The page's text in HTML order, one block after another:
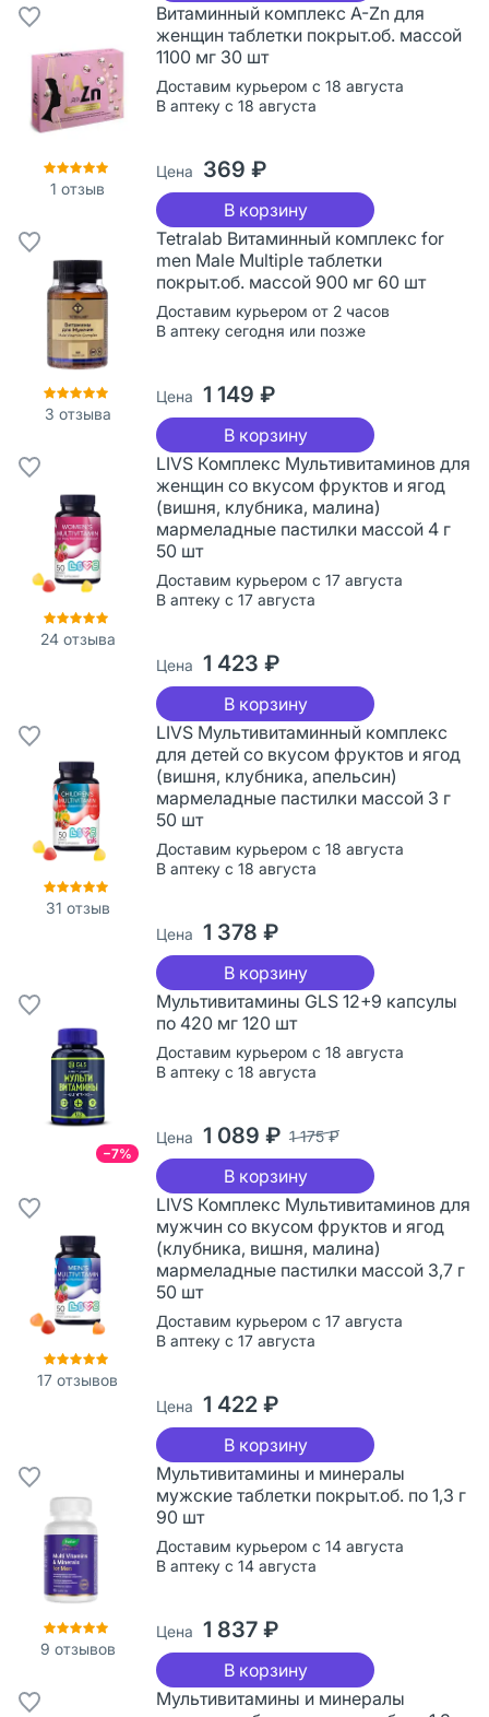
1 отзыв
Витаминный комплекс A-Zn для
женщин таблетки покрыт.об. массой
1100 мг 30 шт
Доставим курьером с 18 августа
В аптеку с 18 августа
Цена 369 ₽
В корзину
3 отзыва
Tetralab Витаминный комплекс for
men Male Multiple таблетки
покрыт.об. массой 900 мг 60 шт
Доставим курьером от 2 часов
В аптеку сегодня или позже
Цена 1 149 ₽
В корзину
24отзыва
LIVS Комплекс Мультивитаминов для
женщин со вкусом фруктов и ягод
(вишня, клубника, малина)
мармеладные пастилки массой 4 г
50 шт
Доставим курьером с 17 августа
В аптеку с 17 августа
Цена 1 423 ₽
В корзину
31 отзыв
LIVS Мультивитаминный комплекс
для детей со вкусом фруктов и ягод
(вишня, клубника, апельсин)
мармеладные пастилки массой 3 г
50 шт
Доставим курьером с 18 августа
В аптеку с 18 августа
Цена 1 378 ₽
В корзину
−7%
Мультивитамины GLS 12+9 капсулы
по 420 мг 120 шт
Доставим курьером с 18 августа
В аптеку с 18 августа
Цена 1 089 ₽ 1 175 ₽
В корзину
17 отзывов
LIVS Комплекс Мультивитаминов для
мужчин со вкусом фруктов и ягод
(клубника, вишня, малина)
мармеладные пастилки массой 3,7 г
50 шт
Доставим курьером с 17 августа
В аптеку с 17 августа
Цена 1 422 ₽
В корзину
9 отзывов
Мультивитамины и минералы
мужские таблетки покрыт.об. по 1,3 г
90 шт
Доставим курьером с 14 августа
В аптеку с 14 августа
Цена 1 837 ₽
В корзину
Мультивитамины и минералы